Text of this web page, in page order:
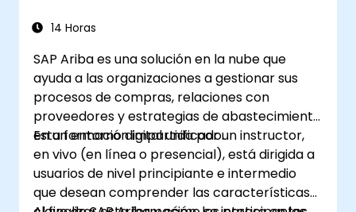
14 Horas
SAP Ariba es una solución en la nube que
ayuda a las organizaciones a gestionar sus
procesos de compras, relaciones con
proveedores y estrategias de abastecimiento
en un entorno digital unificado.
Esta formación impartida por un instructor,
en vivo (en línea o presencial), está dirigida a
usuarios de nivel principiante e intermedio
que desean comprender las características